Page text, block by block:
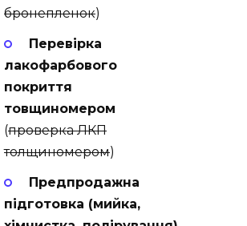
бронепленок)
Перевірка
лакофарбового
покриття
товщиномером
(проверка ЛКП
толщиномером)
Предпродажна
підготовка (мийка,